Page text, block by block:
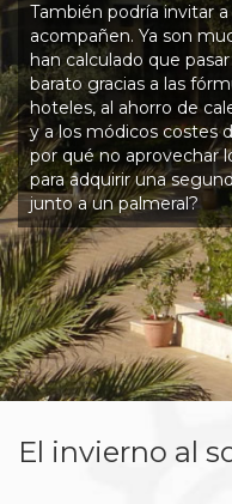
También podría invitar
acompañen. Ya son
han calculado que
barato gracias a las
hoteles, al ahorro de
y a los módicos costes
por qué no aprovechar
para adquirir una
junto a un palmeral?
El invierno al